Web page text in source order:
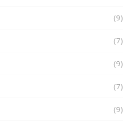
(9)
(7)
(9)
(7)
(9)